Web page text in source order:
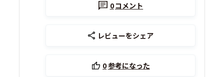
0コメント
レビューをシェア
0参考になった